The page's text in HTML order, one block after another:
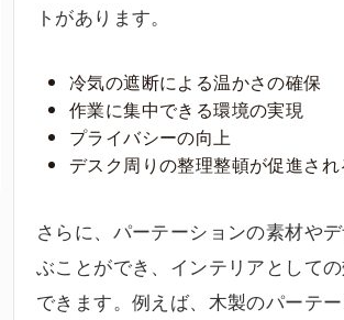
トがあります。
冷気の遮断による温かさの確保
作業に集中できる環境の実現
プライバシーの向上
デスク周りの整理整頓が促進され
さらに、パーテーションの素材や
ぶことができ、インテリアとして
できます。例えば、木製のパーテ